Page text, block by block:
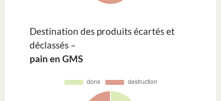
Destination des produits écartés et
déclassés –
pain en GMS